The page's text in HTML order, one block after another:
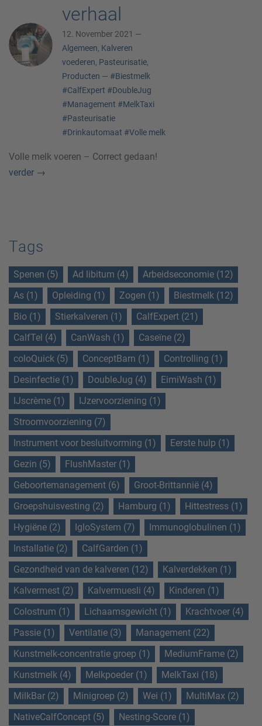
verhaal
12. November 2021 —
Algemeen, Kalveren
voederen, Pasteurisatie,
Producten — #Biestmelk
#CalfExpert #DoubleJug
#Management #MelkTaxi
#Pasteurisatie
#Drinkautomaat #Volle melk
Volle melk voeren – Correct gedaan!
verder →
Tags
Spenen (5) Ad libitum (4)
Arbeidseconomie (12)
As (1)
Opleiding (1) Zogen (1)
Biestmelk (12)
Bio (1)
Stierkalveren (1)
CalfExpert (21)
CalfTel (4)
CanWash (1)
Caseïne (2)
coloQuick (5)
ConceptBarn (1)
Controlling (1)
Desinfectie (1)
DoubleJug (4)
EimiWash (1)
IJscrème (1)
IJzervoorziening (1)
Stroomvoorziening (7)
Instrument voor besluitvorming (1)
Eerste hulp (1)
Gezin (5)
FlushMaster (1)
Geboortemanagement (6)
Groot-Brittannië (4)
Groepshuisvesting (2)
Hamburg (1)
Hittestress (1)
Hygiëne (2)
IgloSystem (7)
Immunoglobulinen (1)
Installatie (2)
CalfGarden (1)
Gezondheid van de kalveren (12)
Kalverdekken (1)
Kalvermest (2)
Kalvermuesli (4)
Kinderen (1)
Colostrum (1)
Lichaamsgewicht (1)
Krachtvoer (4)
Passie (1)
Ventilatie (3)
Management (22)
Kunstmelk-concentratie groep (1)
MediumFrame (2)
Kunstmelk (4)
Melkpoeder (1)
MelkTaxi (18)
MilkBar (2)
Minigroep (2) Wei (1)
MultiMax (2)
NativeCalfConcept (5)
Nesting-Score (1)